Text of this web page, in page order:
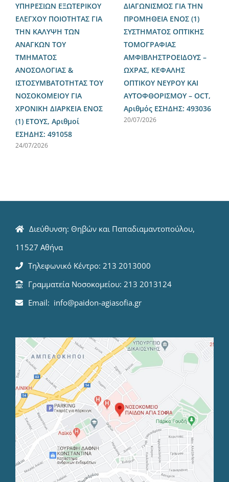
ΥΠΗΡΕΣΙΩΝ ΕΞΩΤΕΡΙΚΟΥ
ΕΛΕΓΧΟΥ ΠΟΙΟΤΗΤΑΣ ΓΙΑ
ΤΗΝ ΚΑΛΥΨΗ ΤΩΝ
ΑΝΑΓΚΩΝ ΤΟΥ
ΤΜΗΜΑΤΟΣ
ΑΝΟΣΟΛΟΓΙΑΣ &
ΙΣΤΟΣΥΜΒΑΤΟΤΗΤΑΣ ΤΟΥ
ΝΟΣΟΚΟΜΕΙΟΥ ΓΙΑ
ΧΡΟΝΙΚΗ ΔΙΑΡΚΕΙΑ ΕΝΟΣ
(1) ΕΤΟΥΣ, Αριθμοί
ΕΣΗΔΗΣ: 491058
24/07/2026
ΔΙΑΓΩΝΙΣΜΟΣ ΓΙΑ ΤΗΝ
ΠΡΟΜΗΘΕΙΑ ΕΝΟΣ (1)
ΣΥΣΤΗΜΑΤΟΣ ΟΠΤΙΚΗΣ
ΤΟΜΟΓΡΑΦΙΑΣ
ΑΜΦΙΒΛΗΣΤΡΟΕΙΔΟΥΣ –
ΩΧΡΑΣ, ΚΕΦΑΛΗΣ
ΟΠΤΙΚΟΥ ΝΕΥΡΟΥ ΚΑΙ
ΑΥΤΟΦΘΟΡΙΣΜΟΥ – OCT,
Αριθμός ΕΣΗΔΗΣ: 493036
20/07/2026
Διεύθυνση: Θηβών και Παπαδιαμαντοπούλου,
11527 Αθήνα
Τηλεφωνικό Κέντρο: 213 2013000
Γραμματεία Νοσοκομείου: 213 2013124
Email: info@paidon-agiasofia.gr